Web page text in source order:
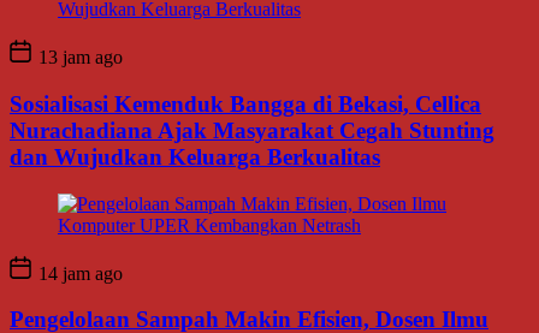
13 jam ago
Sosialisasi Kemenduk Bangga di Bekasi, Cellica
Nurachadiana Ajak Masyarakat Cegah Stunting
dan Wujudkan Keluarga Berkualitas
14 jam ago
Pengelolaan Sampah Makin Efisien, Dosen Ilmu